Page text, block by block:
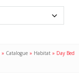
» Catalogue » Habitat » Day Bed